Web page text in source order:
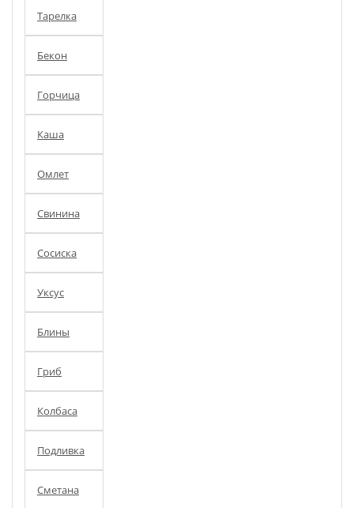
Тарелка
Бекон
Горчица
Каша
Омлет
Свинина
Сосиска
Уксус
Блины
Гриб
Колбаса
Подливка
Сметана